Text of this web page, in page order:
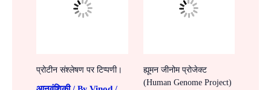
प्रोटीन संश्लेषण पर टिप्पणी।
ह्यूमन जीनोम प्रोजेक्ट
(Human Genome Project)